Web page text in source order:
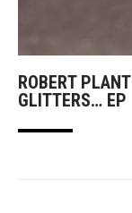
ROBERT
GLITTERS… EP